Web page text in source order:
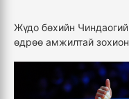
Жүдо бөхийн
өдрөө амжилтай